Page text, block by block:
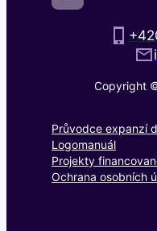
Copyright
Průvodce expanzí
Logomanuál
Projekty
Ochrana osobních